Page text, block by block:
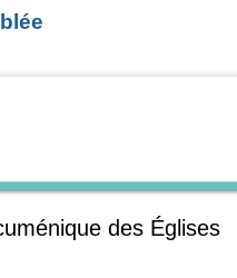
des Églises